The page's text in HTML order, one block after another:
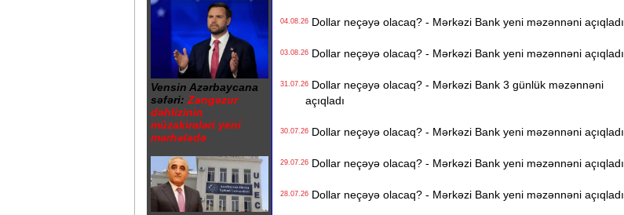
Vensin Azərbaycana
səfəri: Zəngəzur
dəhlizinin
müzakirələri yeni
mərhələdə
04.08.26Dollar neçəyə olacaq? - Mərkəzi Bank yeni məzənnəni açıqladı
03.08.26Dollar neçəyə olacaq? - Mərkəzi Bank yeni məzənnəni açıqladı
31.07.26Dollar neçəyə olacaq? - Mərkəzi Bank 3 günlük məzənnəni
açıqladı
30.07.26Dollar neçəyə olacaq? - Mərkəzi Bank yeni məzənnəni açıqladı
29.07.26Dollar neçəyə olacaq? - Mərkəzi Bank yeni məzənnəni açıqladı
28.07.26Dollar neçəyə olacaq? - Mərkəzi Bank yeni məzənnəni açıqladı